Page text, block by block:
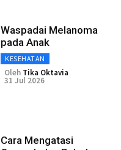
Waspadai Melanoma
pada Anak
KESEHATAN
Oleh Tika Oktavia
31 Jul 2026
Cara Mengatasi